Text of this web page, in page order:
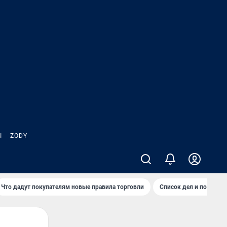
ZODY
Что дадут покупателям новые правила торговли Список дел и покупок